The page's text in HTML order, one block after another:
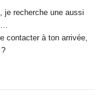
je recherche une aussi
contacter à ton arrivée,